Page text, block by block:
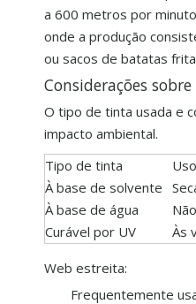
a 600 metros por
onde a produção
ou sacos de batatas
Considerações
O tipo de tinta usada e
impacto ambiental.
Tipo de tinta
À base de solvente
À base de água
Curável por UV
Às
Web estreita:
Frequentemente